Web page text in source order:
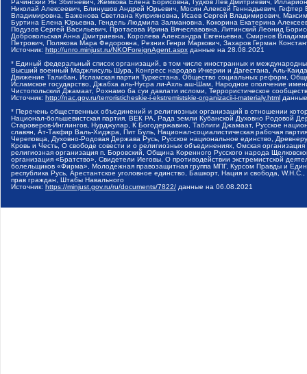
Рачинский Ян Збигневич, Жемкова Елена Борисовна, Гудков Лев Дмитриевич,
Николай Алексеевич, Блинушов Андрей Юрьевич, Мосин Алексей Геннадьевич,
Владимировна, Баженова Светлана Куприяновна, Исаев Сергей Владимирович,
Буртина Елена Юрьевна, Гендель Людмила Залмановна, Кокорина Екатерина
Подузов Сергей Васильевич, Протасова Ирина Вячеславовна, Литинский Леонид
Добровольская Анна Дмитриевна, Королева Александра Евгеньевна, Смирнов
Петрович, Полякова Мара Федоровна, Резник Генри Маркович, Захаров Герман
Источник: http://unro.minjust.ru/NKOForeignAgent.aspx данные на 28.08.2021
* Единый федеральный список организаций, в том числе иностранных и
Высший военный Маджлисуль Шура, Конгресс народов Ичкерии и Дагестана, Аль-
Движение Талибан, Исламская партия Туркестана, Общество социальных реформ,
Исламское государство, Джабха аль-Нусра ли-Ахль аш-Шам, Народное ополчение
Чистопольский Джамаат, Рохнамо ба суи давлати исломи, Террористическое
Источник: http://nac.gov.ru/terroristicheskie-i-ekstremistskie-organizacii-i-materialy.html
* Перечень общественных объединений и религиозных организаций в отношении
Национал-большевистская партия, ВЕК РА, Рада земли Кубанской Духовно Родовой
Староверов-Инглингов, Нурджулар, К Богодержавию, Таблиги Джамаат, Русское
славян, Ат-Такфир Валь-Хиджра, Пит Буль, Национал-социалистическая рабочая
Череповца, Духовно-Родовая Держава Русь, Русское национальное единство,
Кровь и Честь, О свободе совести и о религиозных объединениях, Омская
религиозная организация п. Боровский, Община Коренного Русского народа
организация «Братство», Свидетели Иеговы, О противодействии экстремистской
болельщиков «Фирма», Молодежная правозащитная группа МПГ, Курсом Правды и
республика Русь, Арестантское уголовное единство, Башкорт, Нация и свобода,
прав граждан, Штабы Навального
Источник: https://minjust.gov.ru/ru/documents/7822/ данные на 06.08.2021